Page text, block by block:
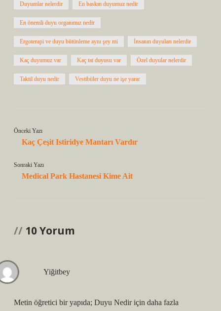
Duyumlar nelerdir En baskın duyumuz nedir
En önemli duyu organımız nedir
Ergoterapi ve duyu bütünleme aynı şey mi İnsanın duyuları nelerdir
Kaç duyumuz var Kaç tat duyusu var Özel duyular nelerdir
Taktil duyu nedir Vestibüler duyu ne işe yarar
Önceki Yazı
Kaç Çeşit Istiridye Mantarı Vardır
Sonraki Yazı
Medical Park Hastanesi Kime Ait
10 Yorum
Yiğitbey
Metin öğretici bir yapıda; Duyu Nedir için daha fazla